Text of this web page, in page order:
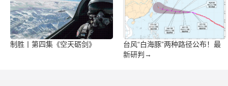
制胜丨第四集《空天砺剑》
台风“白海豚”两种路径公布！最
新研判→